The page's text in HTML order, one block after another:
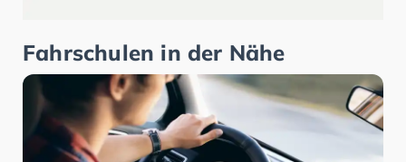
Fahrschulen in der Nähe